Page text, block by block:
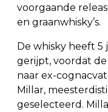
voorgaande
en graanwhisky’s.
De whisky heeft
gerijpt, voordat
naar ex-
Millar,
geselecteerd.